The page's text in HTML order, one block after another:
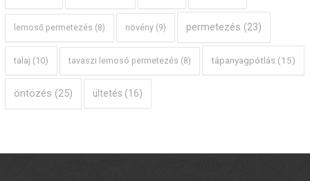
lemoső permetezés (8) növény (9) permetezés (23)
talaj (10) tavaszi lemosó permetezés (8) tápanyagpótlás (15)
öntözés (25) ültetés (16)